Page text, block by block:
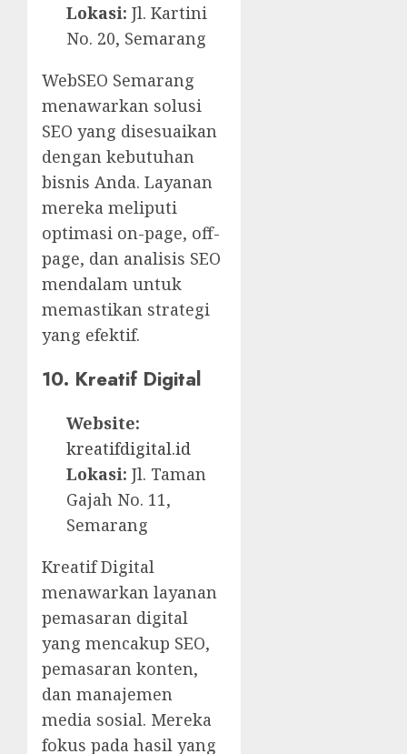
Lokasi: Jl. Kartini
No. 20, Semarang
WebSEO Semarang
menawarkan solusi
SEO yang disesuaikan
dengan kebutuhan
bisnis Anda. Layanan
mereka meliputi
optimasi on-page, off-
page, dan analisis SEO
mendalam untuk
memastikan strategi
yang efektif.
10. Kreatif Digital
Website:
kreatifdigital.id
Lokasi: Jl. Taman
Gajah No. 11,
Semarang
Kreatif Digital
menawarkan layanan
pemasaran digital
yang mencakup SEO,
pemasaran konten,
dan manajemen
media sosial. Mereka
fokus pada hasil yang